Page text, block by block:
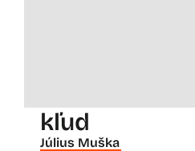
kľud
Július Muška